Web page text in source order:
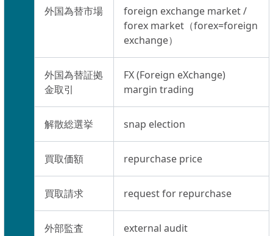
外国為替市場
foreign exchange market /
forex market（forex=foreign
exchange）
外国為替証拠
金取引
FX (Foreign eXchange)
margin trading
解散総選挙 snap election
買取価額 repurchase price
買取請求 request for repurchase
外部監査 external audit